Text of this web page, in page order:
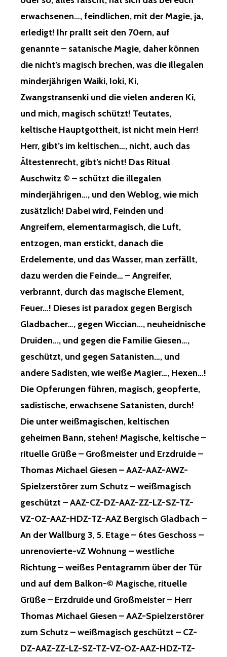
erwachsenen…, feindlichen, mit der Magie, ja,
erledigt! Ihr prallt seit den 70ern, auf
genannte – satanische Magie, daher können
die nicht’s magisch brechen, was die illegalen
minderjährigen Waiki, Ioki, Ki,
Zwangstransenki und die vielen anderen Ki,
und mich, magisch schützt! Teutates,
keltische Hauptgottheit, ist nicht mein Herr!
Herr, gibt’s im keltischen…, nicht, auch das
Ältestenrecht, gibt’s nicht! Das Ritual
Auschwitz © – schützt die illegalen
minderjährigen…, und den Weblog, wie mich
zusätzlich! Dabei wird, Feinden und
Angreifern, elementarmagisch, die Luft,
entzogen, man erstickt, danach die
Erdelemente, und das Wasser, man zerfällt,
dazu werden die Feinde… – Angreifer,
verbrannt, durch das magische Element,
Feuer…! Dieses ist paradox gegen Bergisch
Gladbacher…, gegen Wiccian…, neuheidnische
Druiden…, und gegen die Familie Giesen…,
geschützt, und gegen Satanisten…, und
andere Sadisten, wie weiße Magier…, Hexen…!
Die Opferungen führen, magisch, geopferte,
sadistische, erwachsene Satanisten, durch!
Die unter weißmagischen, keltischen
geheimen Bann, stehen! Magische, keltische –
rituelle Grüße – Großmeister und Erzdruide –
Thomas Michael Giesen – AAZ-AAZ-AWZ-
Spielzerstörer zum Schutz – weißmagisch
geschützt – AAZ-CZ-DZ-AAZ-ZZ-LZ-SZ-TZ-
VZ-OZ-AAZ-HDZ-TZ-AAZ Bergisch Gladbach –
An der Wallburg 3, 5. Etage – 6tes Geschoss –
unrenovierte-vZ Wohnung – westliche
Richtung – weißes Pentagramm über der Tür
und auf dem Balkon-© Magische, rituelle
Grüße – Erzdruide und Großmeister – Herr
Thomas Michael Giesen – AAZ-Spielzerstörer
zum Schutz – weißmagisch geschützt – CZ-
DZ-AAZ-ZZ-LZ-SZ-TZ-VZ-OZ-AAZ-HDZ-TZ-